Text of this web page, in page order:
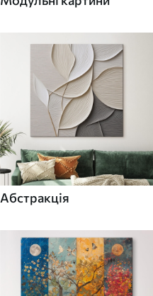
Абстракція